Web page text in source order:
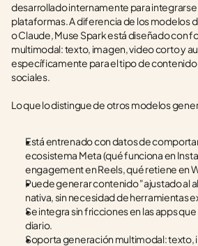
desarrollado internamente para integrarse
plataformas. A diferencia de los modelos
o Claude, Muse Spark está diseñado con
multimodal: texto, imagen, video corto y
específicamente para el tipo de
sociales.
Lo que lo distingue de otros modelos
Está entrenado con datos de
ecosistema Meta (qué funciona en
engagement en Reels, qué retiene en
Puede generar contenido "ajustado al
nativa, sin necesidad de herramientas
Se integra sin fricciones en las apps
diario.
Soporta generación multimodal: texto,